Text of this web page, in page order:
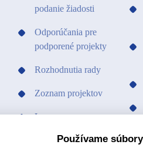
podanie žiadosti
Odporúčania pre
podporené projekty
Rozhodnutia rady
Zoznam projektov
Logo
Vzory a tlačivá
Používame